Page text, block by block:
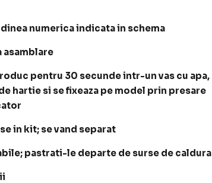
numerica indicata in schema
asamblare
pentru 30 secunde intr-un vas cu apa,
hartie si se fixeaza pe model prin presare
in kit; se vand separat
pastrati-le departe de surse de caldura